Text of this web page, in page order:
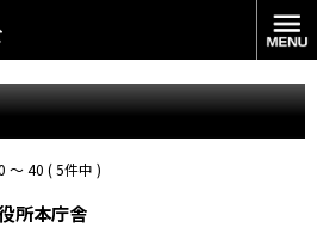
〜 40 ( 5件中 )
所本庁舎